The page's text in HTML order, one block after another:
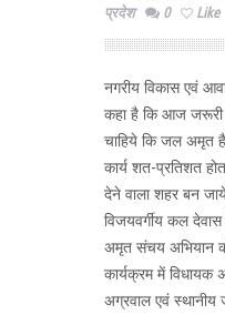
प्रदेश
0 Like
नगरीय विकास एवं
कहा है कि आज जरूरी
चाहिये कि जल अमृत
कार्य शत-प्रतिशत
देने वाला शहर बन
विजयवर्गीय कल
अमृत संचय अभियान
कार्यक्रम में विधायक
अग्रवाल एवं स्थानीय